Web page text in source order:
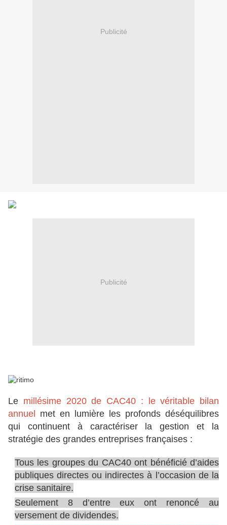
Publicité
Publicité
Le millésime 2020 de CAC40 : le véritable bilan
annuel
met en lumière les profonds déséquilibres
qui continuent à caractériser la gestion et la
stratégie des grandes entreprises françaises :
Tous les groupes du CAC40 ont bénéficié d’aides
publiques directes ou indirectes à l’occasion de la
crise sanitaire.
Seulement 8 d’entre eux ont renoncé au
versement de dividendes.